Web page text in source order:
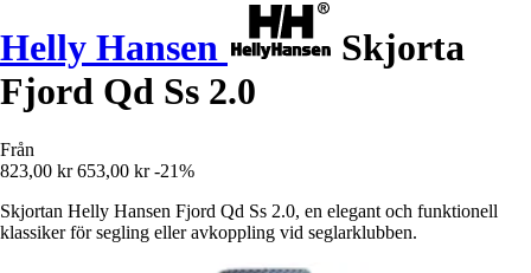
Helly Hansen
Skjorta
Fjord Qd Ss 2.0
Från
823,00 kr 653,00 kr -21%
Skjortan Helly Hansen Fjord Qd Ss 2.0, en elegant och funktionell
klassiker för segling eller avkoppling vid seglarklubben.